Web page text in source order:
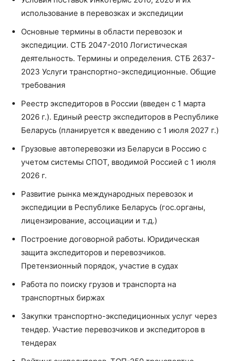
использование в перевозках и экспедиции
Основные термины в области перевозок и
экспедиции. СТБ 2047-2010 Логистическая
деятельность. Термины и определения. СТБ 2637-
2023 Услуги транспортно-экспедиционные. Общие
требования
Реестр экспедиторов в России (введен с 1 марта
2026 г.). Единый реестр экспедиторов в Республике
Беларусь (планируется к введению с 1 июля 2027 г.)
Грузовые автоперевозки из Беларуси в Россию с
учетом системы СПОТ, вводимой Россией с 1 июля
2026 г.
Развитие рынка международных перевозок и
экспедиции в Республике Беларусь (гос.органы,
лицензирование, ассоциации и т.д.)
Построение договорной работы. Юридическая
защита экспедиторов и перевозчиков.
Претензионный порядок, участие в судах
Работа по поиску грузов и транспорта на
транспортных биржах
Закупки транспортно-экспедиционных услуг через
тендер. Участие перевозчиков и экспедиторов в
тендерах